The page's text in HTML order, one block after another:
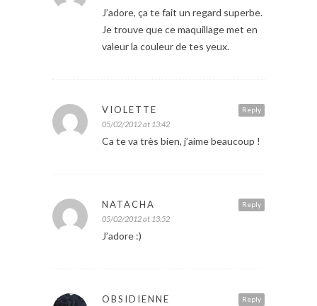
J’adore, ça te fait un regard superbe.
Je trouve que ce maquillage met en
valeur la couleur de tes yeux.
Reply
VIOLETTE
05/02/2012 at 13:42
Ca te va très bien, j’aime beaucoup !
Reply
NATACHA
05/02/2012 at 13:52
J’adore :)
Reply
OBSIDIENNE